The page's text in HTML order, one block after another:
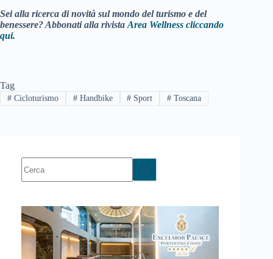
Sei alla ricerca di novità sul mondo del turismo e del
benessere? Abbonati alla rivista Area Wellness cliccando
qui.
Tag
#Cicloturismo #Handbike # Sport # Toscana
risultato